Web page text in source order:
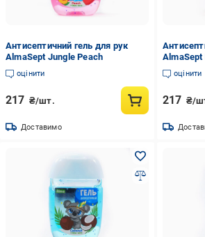
Антисептичний гель для рук
AlmaSept Jungle Peach
оцінити
217 ₴/шт.
Доставимо
AlmaSept
оцінити
217 ₴/